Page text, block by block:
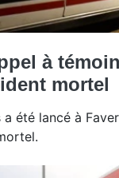
à
mortel
été lancé à